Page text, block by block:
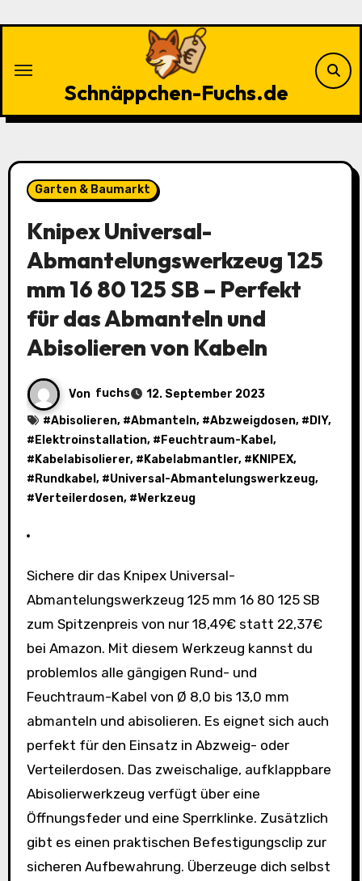
Schnäppchen-Fuchs.de
Garten & Baumarkt
Knipex Universal-
Abmantelungswerkzeug 125
mm 16 80 125 SB – Perfekt
für das Abmanteln und
Abisolieren von Kabeln
Von fuchs
12. September 2023
#Abisolieren, #Abmanteln, #Abzweigdosen, # DIY,
# Elektroinstallation, # Feuchtraum-Kabel ,
# Kabelabisolierer, # Kabelabmantler, # KNIPEX,
# Rundkabel , #Universal-Abmantelungswerkzeug,
#Verteilerdosen, #Werkzeug
Sichere dir das Knipex Universal-
Abmantelungswerkzeug 125 mm 16 80 125 SB
zum Spitzenpreis von nur 18,49€ statt 22,37€
bei Amazon. Mit diesem Werkzeug kannst du
problemlos alle gängigen Rund- und
Feuchtraum-Kabel von Ø 8,0 bis 13,0 mm
abmanteln und abisolieren. Es eignet sich auch
perfekt für den Einsatz in Abzweig- oder
Verteilerdosen. Das zweischalige, aufklappbare
Abisolierwerkzeug verfügt über eine
Öffnungsfeder und eine Sperrklinke. Zusätzlich
gibt es einen praktischen Befestigungsclip zur
sicheren Aufbewahrung. Überzeuge dich selbst